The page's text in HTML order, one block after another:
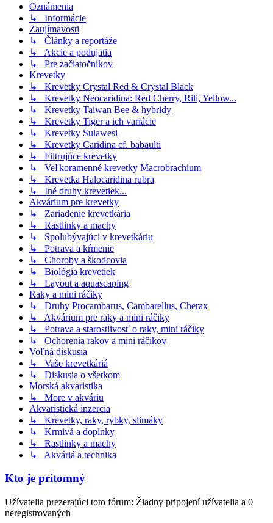
Oznámenia
↳ Informácie
Zaujímavosti
↳ Články a reportáže
↳ Akcie a podujatia
↳ Pre začiatočníkov
Krevetky
↳ Krevetky Crystal Red & Crystal Black
↳ Krevetky Neocaridina: Red Cherry, Rili, Yellow...
↳ Krevetky Taiwan Bee & hybridy
↳ Krevetky Tiger a ich variácie
↳ Krevetky Sulawesi
↳ Krevetky Caridina cf. babaulti
↳ Filtrujúce krevetky
↳ Veľkoramenné krevetky Macrobrachium
↳ Krevetka Halocaridina rubra
↳ Iné druhy krevetiek...
Akvárium pre krevetky
↳ Zariadenie krevetkária
↳ Rastlinky a machy
↳ Spolubývajúci v krevetkáriu
↳ Potrava a kŕmenie
↳ Choroby a škodcovia
↳ Biológia krevetiek
↳ Layout a aquascaping
Raky a mini ráčiky
↳ Druhy Procambarus, Cambarellus, Cherax
↳ Akvárium pre raky a mini ráčiky
↳ Potrava a starostlivosť o raky, mini ráčiky
↳ Ochorenia rakov a mini ráčikov
Voľná diskusia
↳ Vaše krevetkáriá
↳ Diskusia o všetkom
Morská akvaristika
↳ More v akváriu
Akvaristická inzercia
↳ Krevetky, raky, rybky, slimáky
↳ Krmivá a doplnky
↳ Rastlinky a machy
↳ Akváriá a technika
Kto je prítomný
Užívatelia prezerajúci toto fórum: Žiadny pripojení užívatelia a 0
neregistrovaných